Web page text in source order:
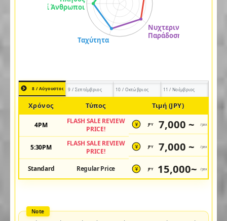
8 / Αύγουστος 9 / Σεπτέμβριος 10 / Οκτώβριος 11 / Νοέμβριος
Χρόνος Τύπος Τιμή (JPY)
4PM
FLASH SALE REVIEW
PRICE!
¥ JPY 7,000 ~ /pax
5:30PM
FLASH SALE REVIEW
PRICE!
¥ JPY 7,000 ~ /pax
Standard Regular Price ¥ JPY 15,000~ /pax